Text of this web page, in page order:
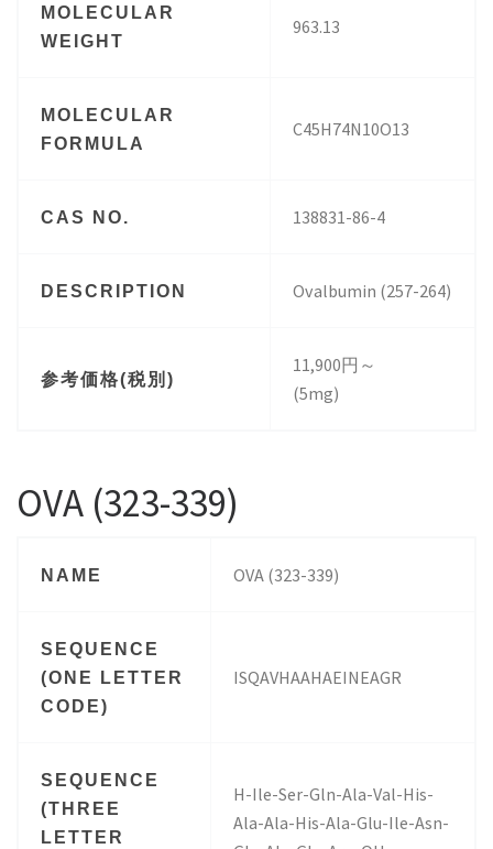
MOLECULAR
WEIGHT
963.13
MOLECULAR
FORMULA
C45H74N10O13
CAS NO. 138831-86-4
DESCRIPTION Ovalbumin (257-264)
参考価格(税別)
11,900円～
(5mg)
OVA (323-339)
NAME OVA (323-339)
SEQUENCE
(ONE LETTER
CODE)
ISQAVHAAHAEINEAGR
SEQUENCE
(THREE
LETTER
H-Ile-Ser-Gln-Ala-Val-His-
Ala-Ala-His-Ala-Glu-Ile-Asn-